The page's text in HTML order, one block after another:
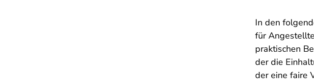
In den
für
praktischen
der die
der eine faire